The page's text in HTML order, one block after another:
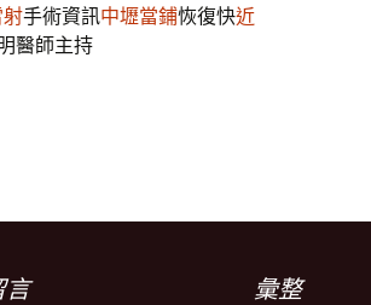
手術資訊中壢當鋪恢復快近
醫師主持
言 彙整